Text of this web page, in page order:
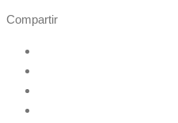
Compartir